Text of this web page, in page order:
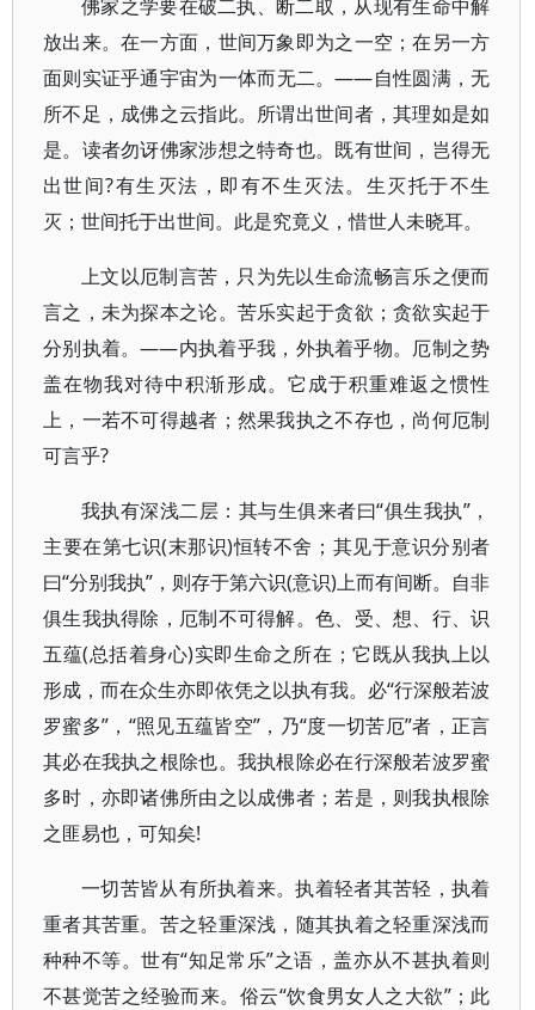
佛家之学要在破二执、断二取，从现有生命中解
放出来。在一方面，世间万象即为之一空；在另一方
面则实证乎通宇宙为一体而无二。——自性圆满，无
所不足，成佛之云指此。所谓出世间者，其理如是如
是。读者勿讶佛家涉想之特奇也。既有世间，岂得无
出世间?有生灭法，即有不生灭法。生灭托于不生
灭；世间托于出世间。此是究竟义，惜世人未晓耳。
上文以厄制言苦，只为先以生命流畅言乐之便而
言之，未为探本之论。苦乐实起于贪欲；贪欲实起于
分别执着。——内执着乎我，外执着乎物。厄制之势
盖在物我对待中积渐形成。它成于积重难返之惯性
上，一若不可得越者；然果我执之不存也，尚何厄制
可言乎?
我执有深浅二层：其与生俱来者曰“俱生我执”，
主要在第七识(末那识)恒转不舍；其见于意识分别者
曰“分别我执”，则存于第六识(意识)上而有间断。自非
俱生我执得除，厄制不可得解。色、受、想、行、识
五蕴(总括着身心)实即生命之所在；它既从我执上以
形成，而在众生亦即依凭之以执有我。必“行深般若波
罗蜜多”，“照见五蕴皆空”，乃“度一切苦厄”者，正言
其必在我执之根除也。我执根除必在行深般若波罗蜜
多时，亦即诸佛所由之以成佛者；若是，则我执根除
之匪易也，可知矣!
一切苦皆从有所执着来。执着轻者其苦轻，执着
重者其苦重。苦之轻重深浅，随其执着之轻重深浅而
种种不等。世有“知足常乐”之语，盖亦从不甚执着则
不甚觉苦之经验而来。俗云“饮食男女人之大欲”；此